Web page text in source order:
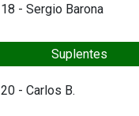
18 - Sergio Barona
Suplentes
20 - Carlos B.